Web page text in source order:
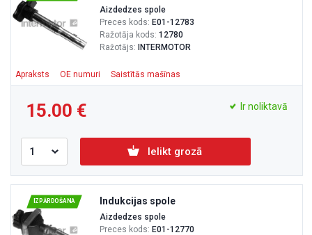
Aizdedzes spole
Preces kods: E01-12783
Ražotāja kods: 12780
Ražotājs:
INTERMOTOR
Apraksts OE numuri Saistītās mašīnas
15.00 Ir noliktavā
Ielikt grozā
IZPĀRDOŠANA Indukcijas spole
Aizdedzes spole
Preces kods: E01-12770